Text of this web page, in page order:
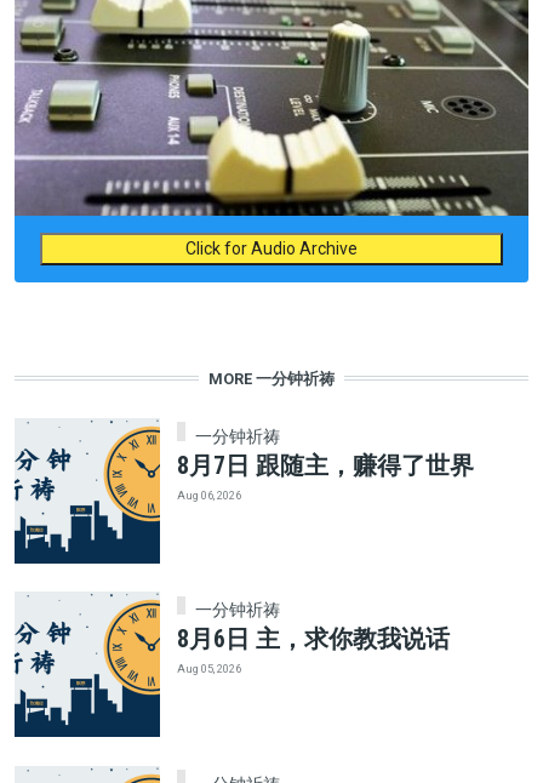
Click for Audio Archive
MORE 一分钟祈祷
一分钟祈祷
8月7日 跟随主，赚得了世界
Aug 06, 2026
一分钟祈祷
8月6日 主，求你教我说话
Aug 05, 2026